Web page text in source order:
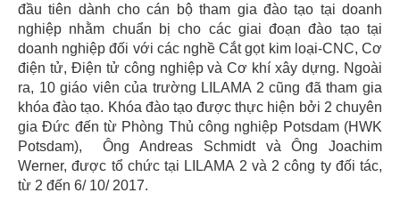
đầu tiên dành cho cán bộ tham gia đào tạo tại doanh
nghiệp nhằm chuẩn bị cho các giai đoạn đào tạo tại
doanh nghiệp đối với các nghề Cắt gọt kim loại-CNC, Cơ
điện tử, Điện tử công nghiệp và Cơ khí xây dựng. Ngoài
ra, 10 giáo viên của trường LILAMA 2 cũng đã tham gia
khóa đào tạo. Khóa đào tạo được thực hiện bởi 2 chuyên
gia Đức đến từ Phòng Thủ công nghiệp Potsdam (HWK
Potsdam), Ông Andreas Schmidt và Ông Joachim
Werner, được tổ chức tại LILAMA 2 và 2 công ty đối tác,
từ 2 đến 6/ 10/ 2017.